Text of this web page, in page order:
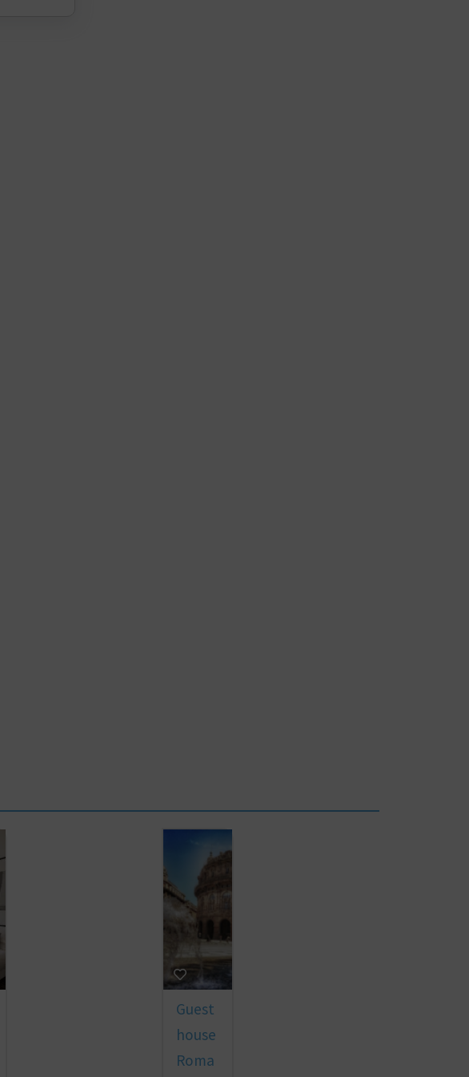
Guest
house
Roma